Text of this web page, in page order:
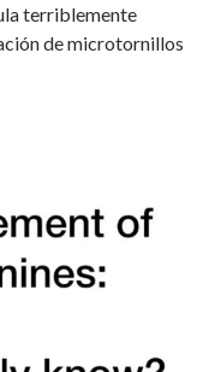
terriblemente
de microtornillos